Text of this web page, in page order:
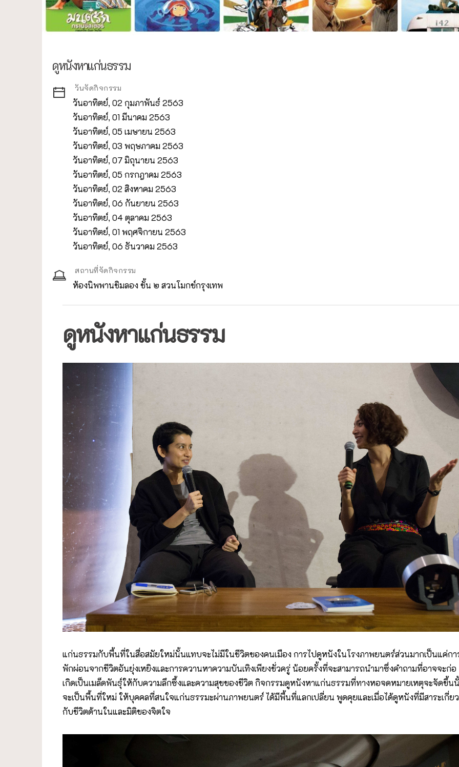
ดูหนังหาแก่นธรรม
วันจัดกิจกรรม
วันอาทิตย์, 02 กุมภาพันธ์ 2563
วันอาทิตย์, 01 มีนาคม 2563
วันอาทิตย์, 05 เมษายน 2563
วันอาทิตย์, 03 พฤษภาคม 2563
วันอาทิตย์, 07 มิถุนายน 2563
วันอาทิตย์, 05 กรกฎาคม 2563
วันอาทิตย์, 02 สิงหาคม 2563
วันอาทิตย์, 06 กันยายน 2563
วันอาทิตย์, 04 ตุลาคม 2563
วันอาทิตย์, 01 พฤศจิกายน 2563
วันอาทิตย์, 06 ธันวาคม 2563
สถานที่จัดกิจกรรม
ห้องนิพพานชิมลอง ชั้น ๒ สวนโมกข์กรุงเทพ
ดูหนังหาแก่นธรรม
แก่นธรรมกับพื้นที่ในสื่อสมัยใหม่นั้นแทบจะไม่มีในชีวิตของคนเมือง การไปดูหนังในโรงภาพยนตร์ส่วนมากเป็นแค่กา
พักผ่อนจากชีวิตอันยุ่งเหยิงและการควานหาความบันเทิงเพียงชั่วครู่ น้อยครั้งที่จะสามารถนํามาซึ่งคําถามที่อาจจะก่อ
เกิดเป็นเมล็ดพันธุ์ให้กับความลึกซึ้งและความสุขของชีวิต กิจกรรมดูหนังหาแก่นธรรมที่ทางหอจดหมายเหตุจะจัดขึ้น
จะเป็นพื้นที่ใหม่ ให้บุคคลที่สนใจแก่นธรรมะผ่านภาพยนตร์ ได้มีพื้นที่แลกเปลี่ยน พูดคุยและเมื่อได้ดูหนังที่มีสาระเกี่ยว
กับชีวิตด้านในและมิติของจิตใจ